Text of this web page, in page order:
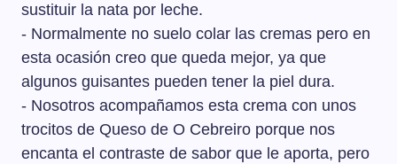
sustituir la nata por leche.
- Normalmente no suelo colar las cremas pero en
esta ocasión creo que queda mejor, ya que
algunos guisantes pueden tener la piel dura.
- Nosotros acompañamos esta crema con unos
trocitos de Queso de O Cebreiro porque nos
encanta el contraste de sabor que le aporta, pero